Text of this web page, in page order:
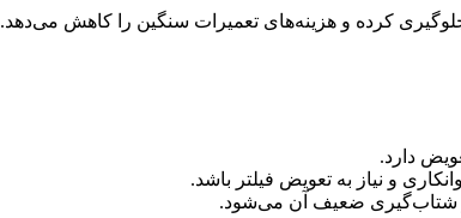
کرده و هزینه‌های تعمیرات سنگین را کاهش می‌دهد.
دارد.
و نیاز به تعویض فیلتر باشد.
شتاب‌گیری ضعیف آن می‌شود.